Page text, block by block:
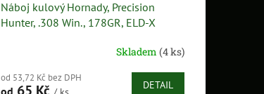
Náboj kulový Hornady, Precision
Hunter, .308 Win., 178GR, ELD-X
Skladem (4 ks)
od 53,72 Kč bez DPH
DETAIL